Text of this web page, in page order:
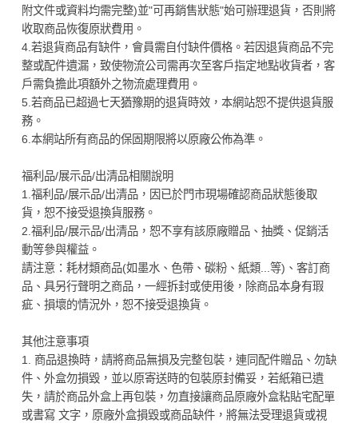
附文件或資料均需完整)並"可再銷售狀態"始可辦理退貨，否則將
收取商品恢復原狀費用。
4.若退貨商品有缺件，會員需自付缺件價格。若因退貨商品不完
整或配件遺漏，致使物流公司需再次至客戶指定地點收貨者，客
戶需負擔此項額外之物流處理費用。
5.若商品已超過七天猶豫期的退貨時效，本網站恕不提供退貨服
務。
6.本網站所有商品的保固期限將以原廠公佈為準。
福利品/展示品/出清品相關說明
1.福利品/展示品/出清品，因已於門市現場確認商品狀態後取
貨，恕不接受退換貨服務。
2.福利品/展示品/出清品，恕不享有該原廠贈品、抽獎、促銷活
動等參與權益。
請注意：耗材類商品(如墨水、色帶、碳粉、紙類...等)、客訂商
品、具另行聲明之商品，一經拆封或使用後，除商品本身有瑕
疵、損壞的情況外，恕不接受退換貨。
其他注意事項
1. 商品退換時，請將商品無損及完整包裝，連同配件贈品、勿缺
件、外盒勿損毀，並以原寄送時的包裝原封備妥，若紙箱已遺
失，請於商品外盒上再包裝，勿直接讓商品原廠外盒粘貼宅配單
或書寫 文字，原廠外盒損毀或商品缺件，將無法受理退貨或視